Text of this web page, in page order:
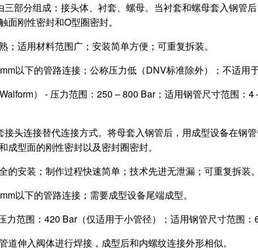
三部分组成：接头体、衬套、螺母。当衬套和螺母套入钢管
面刚性密封和O型圈密封。
；适用材料范围广；安装简单方便；可重复拆装。
以下的管路连接；公称压力低（DNV标准除外）；不适用
） - 压力范围：250 – 800 Bar；适用钢管尺寸范围：
接头连接替代连接方式。将母套入钢管后，用成型设备在钢
成型面的刚性密封以及密封圈密封。
的安装；制作过程快速简单；技术先进无泄漏；可重复拆装。
以下的管路连接；需要成型设备尾端成型。
力范围：420 Bar（仅适用于小管径）；适用钢管尺寸范围：
道伸入阀体进行焊接，成型后和内螺纹连接外形相似。